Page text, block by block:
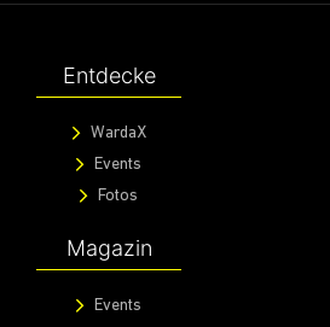
Entdecke
WardaX
Events
Fotos
Magazin
Events